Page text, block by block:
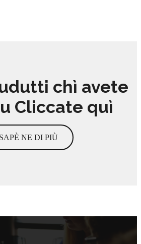
chì avete
Cliccate quì
SAPÈ NE DI PIÙ